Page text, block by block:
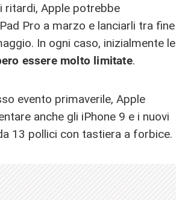
ritardi, Apple potrebbe
Pro a marzo e lanciarli tra fine
In ogni caso, inizialmente le
essere molto limitate.
evento primaverile, Apple
anche gli iPhone 9 e i nuovi
13 pollici con tastiera a forbice.